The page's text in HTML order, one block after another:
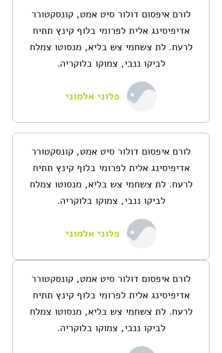
לורם איפסום דולור סיט אמט, קונסקטורר
אדיפיסינג אלית לפרומי בלוף קינץ תתיח
לרעח. לת צשחמי צש בליא, מנסוטו צמלח
לביקו ננבי, צמוקו בלוקריה.
פלוני אלמוני
לורם איפסום דולור סיט אמט, קונסקטורר
אדיפיסינג אלית לפרומי בלוף קינץ תתיח
לרעח. לת צשחמי צש בליא, מנסוטו צמלח
לביקו ננבי, צמוקו בלוקריה.
פלוני אלמוני
לורם איפסום דולור סיט אמט, קונסקטורר
אדיפיסינג אלית לפרומי בלוף קינץ תתיח
לרעח. לת צשחמי צש בליא, מנסוטו צמלח
לביקו ננבי, צמוקו בלוקריה.